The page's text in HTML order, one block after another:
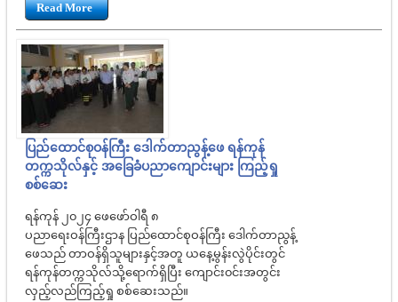
Read More
ပြည်ထောင်စုဝန်ကြီး ဒေါက်တာညွန့်ဖေ ရန်ကုန်
တက္ကသိုလ်နှင့် အခြေခံပညာကျောင်းများ ကြည့်ရှု
စစ်ဆေး
ရန်ကုန် ၂၀၂၄ ဖေဖော်ဝါရီ ၈
ပညာရေးဝန်ကြီးဌာန ပြည်ထောင်စုဝန်ကြီး ဒေါက်တာညွန့်
ဖေသည် တာဝန်ရှိသူများနှင့်အတူ ယနေ့မွန်းလွဲပိုင်းတွင်
ရန်ကုန်တက္ကသိုလ်သို့ရောက်ရှိပြီး ကျောင်း၀င်းအတွင်း
လှည့်လည်ကြည့်ရှု စစ်ဆေးသည်။